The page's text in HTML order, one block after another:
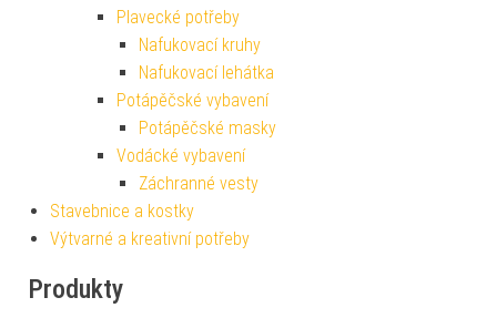
Plavecké potřeby
Nafukovací kruhy
Nafukovací lehátka
Potápěčské vybavení
Potápěčské masky
Vodácké vybavení
Záchranné vesty
Stavebnice a kostky
Výtvarné a kreativní potřeby
Produkty